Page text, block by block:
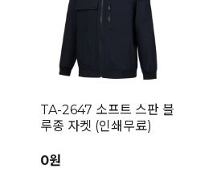
TA-2647 소프트 스판 블
루종 자켓 (인쇄무료)
0원